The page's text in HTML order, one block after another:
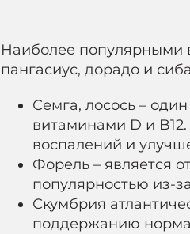
Наиболее популярными
пангасиус, дорадо и
Семга, лосось –
витаминами D и
воспалений и
Форель – является
популярностью из-
Скумбрия
поддержанию